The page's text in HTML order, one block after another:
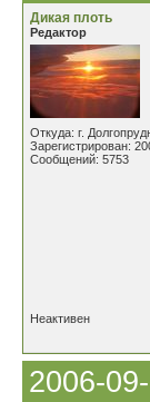
Дикая плоть
Редактор
Откуда: г.
Зарегистрирован:
Сообщений: 5753
Неактивен
2006-